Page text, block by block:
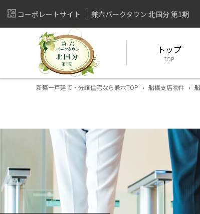
コーポレートサイト 兼六パークタウン 北国分 第1期
トップ
TOP
新築一戸建て・分譲住宅なら兼六TOP › 船橋支店物件 ›